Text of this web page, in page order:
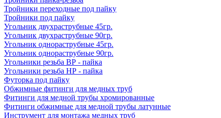
Тройники переходные под пайку
Тройники под пайку
Угольник двухраструбные 45гр.
Угольник двухраструбные 90гр.
Угольник однораструбные 45гр.
Угольник однораструбные 90гр.
Угольники резьба ВР - пайка
Угольники резьба НР - пайка
Футорка под пайку
Обжимные фитинги для медных труб
Фитинги для медной трубы хромированные
Фитинги обжимные для медной трубы латунные
Инструмент для монтажа медных труб